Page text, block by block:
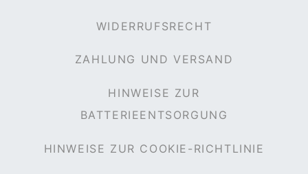
WIDERRUFSRECHT
ZAHLUNG UND VERSAND
HINWEISE ZUR
BATTERIEENTSORGUNG
HINWEISE ZUR COOKIE-RICHTLINIE